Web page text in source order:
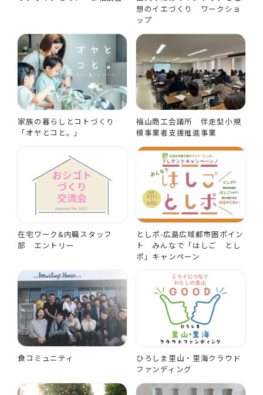
想のイエづくり ワークショ
ップ
家族の暮らしとコトづくり
「オヤとコと。」
福山商工会議所 伴走型小規
模事業者支援推進事業
在宅ワーク&内職スタッフ
部 エントリー
としポ-広島広域都市圏ポイン
ト みんなで「はしご とし
ポ」キャンペーン
食コミュニティ
ひろしま里山・里海クラウド
ファンディング